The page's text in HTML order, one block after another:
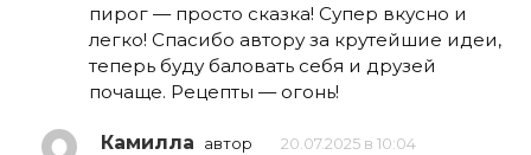
пирог — просто сказка! Супер вкусно и
легко! Спасибо автору за крутейшие идеи,
теперь буду баловать себя и друзей
почаще. Рецепты — огонь!
Камилла автор 20.07.2025 в 10:04